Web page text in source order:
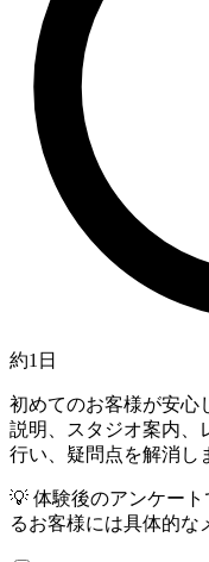
約1日
初めてのお客様が安心
説明、スタジオ案内、
行い、疑問点を解消し
💡 体験後のアンケー
るお客様には具体的な